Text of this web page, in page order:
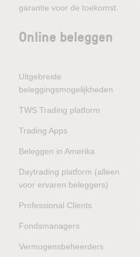
garantie voor de toekomst.
Online beleggen
Uitgebreide
beleggingsmogelijkheden
TWS Trading platform
Trading Apps
Beleggen in Amerika
Daytrading platform (alleen
voor ervaren beleggers)
Professional Clients
Fondsmanagers
Vermogensbeheerders